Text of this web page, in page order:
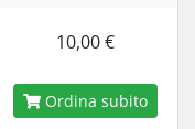
10,00 €
Ordina subito